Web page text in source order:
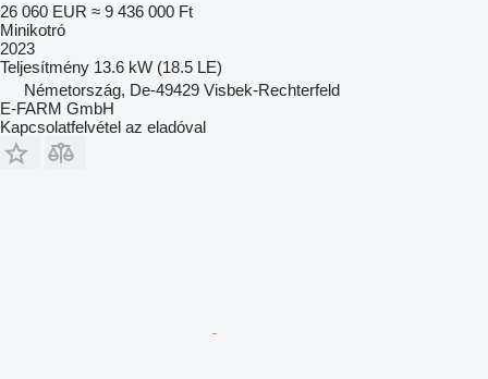
26 060 EUR ≈ 9 436 000 Ft
Minikotró
2023
Teljesítmény 13.6 kW (18.5 LE)
Németország, De-49429 Visbek-Rechterfeld
E-FARM GmbH
Kapcsolatfelvétel az eladóval